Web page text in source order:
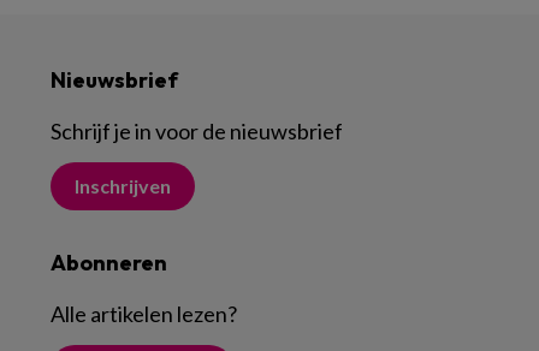
Nieuwsbrief
Schrijf je in voor de nieuwsbrief
Inschrijven
Abonneren
Alle artikelen lezen?